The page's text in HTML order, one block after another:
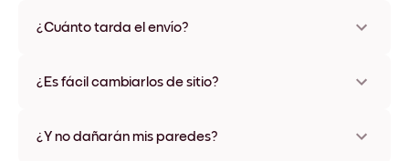
varios materiales y colores de marco, incluidas opciones sin
¿Cuánto tarda el envío?
disponibles en algunos países. Te enviaremos un número de
¿Es fácil cambiarlos de sitio?
ningún daño
¿Y no dañarán mis paredes?